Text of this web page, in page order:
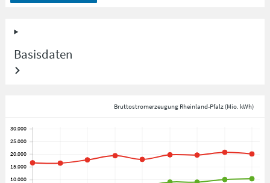
Basisdaten
Bruttostromerzeugung Rheinland-Pfalz (Mio. kWh)